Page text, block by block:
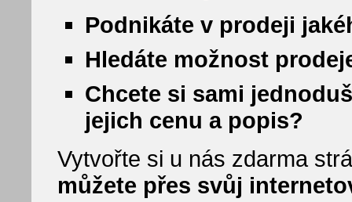
Podnikáte v prodeji
Hledáte možnost
Chcete si sami
jejich cenu a popis?
Vytvořte si u nás zdarma
můžete přes svůj